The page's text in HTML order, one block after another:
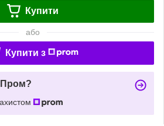
Купити
або
Купити з
Пром?